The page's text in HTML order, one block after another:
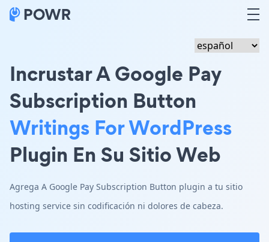
Incrustar A Google Pay
Subscription Button
Writings For WordPress
Plugin En Su Sitio Web
Agrega A Google Pay Subscription Button plugin a tu sitio
hosting service sin codificación ni dolores de cabeza.